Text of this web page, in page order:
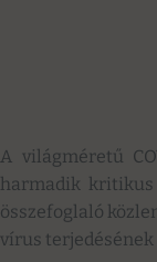
A világméretű
harmadik
összefoglaló
vírus